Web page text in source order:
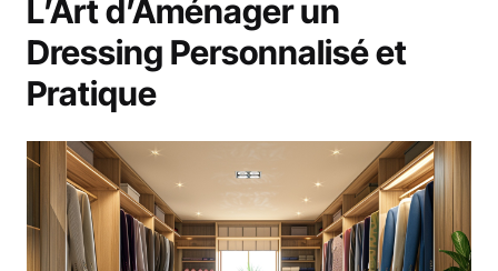
L’Art d’Aménager un
Dressing Personnalisé et
Pratique